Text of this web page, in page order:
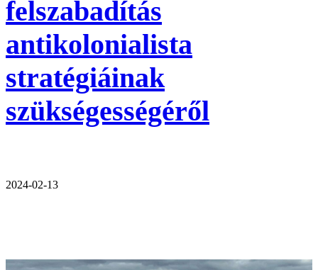
felszabadítás
antikolonialista
stratégiáinak
szükségességéről
2024-02-13